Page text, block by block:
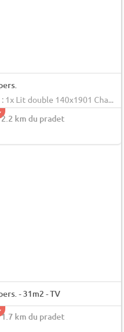
1x Lit double 140x1901 Cha...
km du pradet
- 31m2 - TV
km du pradet